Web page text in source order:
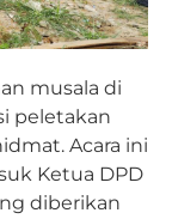
musala di
peletakan
Acara ini
Ketua DPD
diberikan